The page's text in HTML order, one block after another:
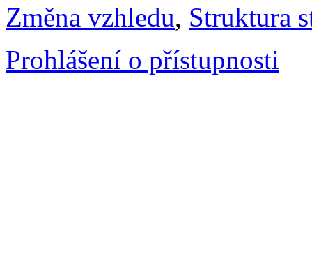
Změna vzhledu, Struktura
Prohlášení o přístupnosti